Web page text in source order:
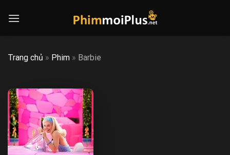
Trang chủ » Phim » Barbie